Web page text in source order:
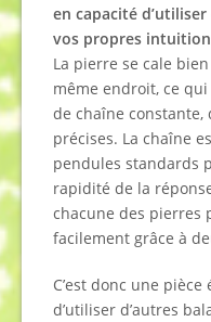
en capacité
vos propres
La pierre se cale
même endroit, ce
de chaîne constante,
précises. La chaîne
pendules standards
rapidité de la
chacune des pierres
facilement grâce à
C’est donc une
d’utiliser d’autres